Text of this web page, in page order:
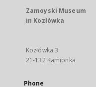
Zamoyski Museum
in Kozłówka
Kozłówka 3
21-132 Kamionka
Phone